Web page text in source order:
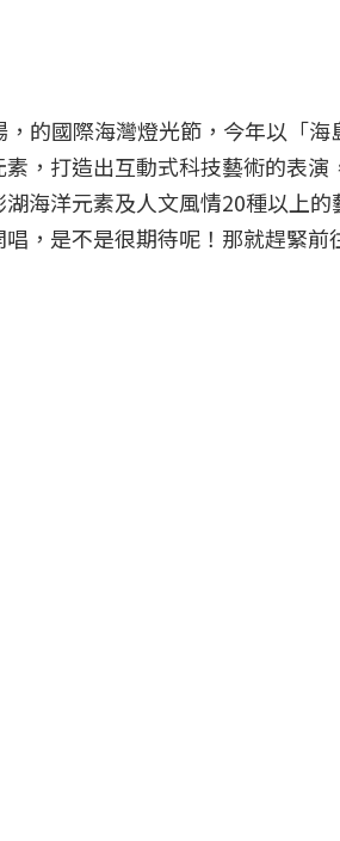
的國際海灣燈光節，今年以「海
，打造出互動式科技藝術的表演
海洋元素及人文風情20種以上的
，是不是很期待呢！那就趕緊前